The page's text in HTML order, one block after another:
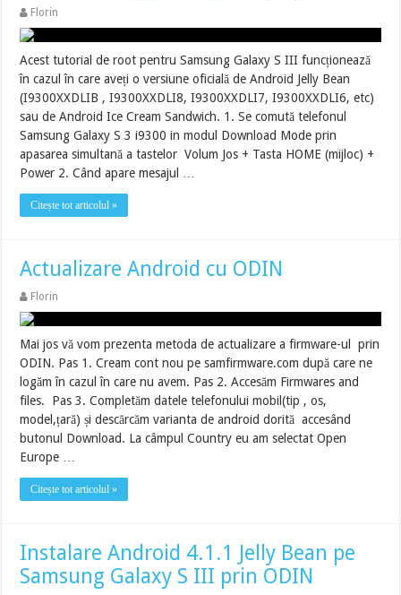
Florin
Acest tutorial de root pentru Samsung Galaxy S III funcționează
în cazul în care aveți o versiune oficială de Android Jelly Bean
(I9300XXDLIB , I9300XXDLI8, I9300XXDLI7, I9300XXDLI6, etc)
sau de Android Ice Cream Sandwich. 1. Se comută telefonul
Samsung Galaxy S 3 i9300 in modul Download Mode prin
apasarea simultană a tastelor Volum Jos + Tasta HOME (mijloc) +
Power 2. Când apare mesajul …
Citește tot articolul »
Actualizare Android cu ODIN
Florin
Mai jos vă vom prezenta metoda de actualizare a firmware-ul prin
ODIN. Pas 1. Cream cont nou pe samfirmware.com după care ne
logăm în cazul în care nu avem. Pas 2. Accesăm Firmwares and
files. Pas 3. Completăm datele telefonului mobil(tip , os,
model,țară) și descărcăm varianta de android dorită accesând
butonul Download. La câmpul Country eu am selectat Open
Europe …
Citește tot articolul »
Instalare Android 4.1.1 Jelly Bean pe
Samsung Galaxy S III prin ODIN